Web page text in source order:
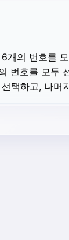
개의 번호를
번호를 모두
택하고, 나머